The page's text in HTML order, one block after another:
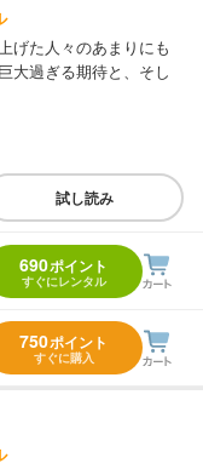
げた人々のあまりにも
過ぎる期待と、そし
試し読み
690ポイント
すぐにレンタル
750ポイント
すぐに購入